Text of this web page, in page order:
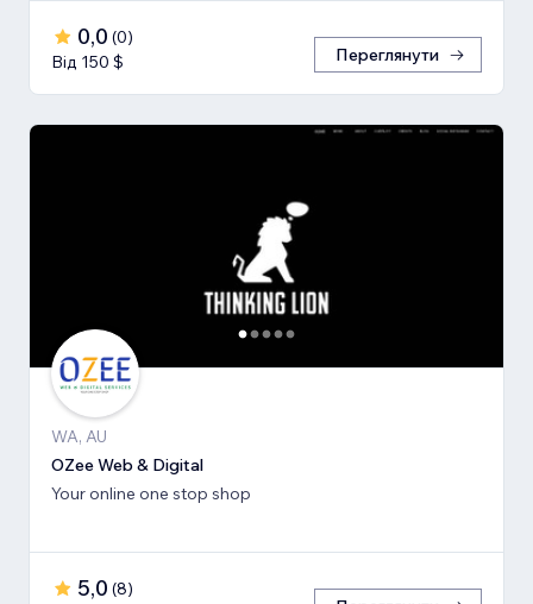
0,0 (0)
Від 150 $
Переглянути
WA, AU
OZee Web & Digital
Your online one stop shop
5,0 (8)